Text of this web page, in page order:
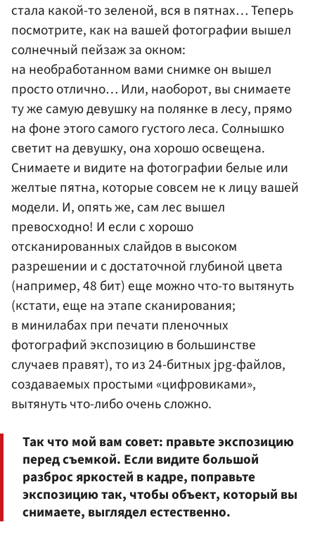
стала какой-то зеленой, вся в пятнах… Теперь
посмотрите, как на вашей фотографии вышел
солнечный пейзаж за окном:
на необработанном вами снимке он вышел
просто отлично… Или, наоборот, вы снимаете
ту же самую девушку на полянке в лесу, прямо
на фоне этого самого густого леса. Солнышко
светит на девушку, она хорошо освещена.
Снимаете и видите на фотографии белые или
желтые пятна, которые совсем не к лицу вашей
модели. И, опять же, сам лес вышел
превосходно! И если с хорошо
отсканированных слайдов в высоком
разрешении и с достаточной глубиной цвета
(например, 48 бит) еще можно что-то вытянуть
(кстати, еще на этапе сканирования;
в минилабах при печати пленочных
фотографий экспозицию в большинстве
случаев правят), то из 24-битных jpg-файлов,
создаваемых простыми «цифровиками»,
вытянуть что-либо очень сложно.
Так что мой вам совет: правьте экспозицию
перед съемкой. Если видите большой
разброс яркостей в кадре, поправьте
экспозицию так, чтобы объект, который вы
снимаете, выглядел естественно.